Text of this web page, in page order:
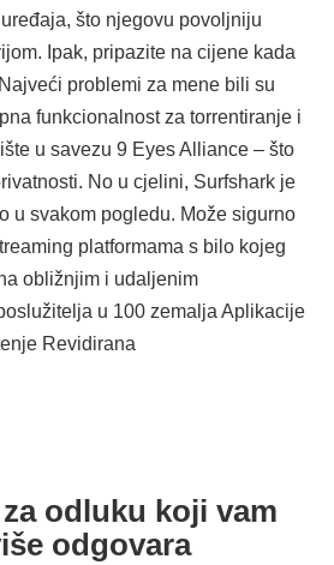
što njegovu povoljniju
Ipak, pripazite na cijene kada
problemi za mene bili su
funkcionalnost za torrentiranje i
u savezu 9 Eyes Alliance – što
No u cjelini, Surfshark je
u svakom pogledu. Može sigurno
platformama s bilo kojeg
obližnjim i udaljenim
u 100 zemalja Aplikacije
Revidirana
odluku koji vam
odgovara